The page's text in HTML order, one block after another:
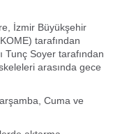
İzmir Büyükşehir
tarafından
Tunç Soyer tarafından
arasında gece
Cuma ve